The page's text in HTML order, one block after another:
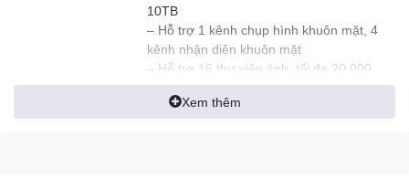
10TB
– Hỗ trợ 1 kênh chụp hình khuôn mặt, 4
kênh nhận diện khuôn mặt
– Hỗ trợ 16 thư viện ảnh, tối đa 20,000
ảnh khuôn mặt
– Hỗ trợ 8 kênh phân biệt chuyển động
Xem thêm